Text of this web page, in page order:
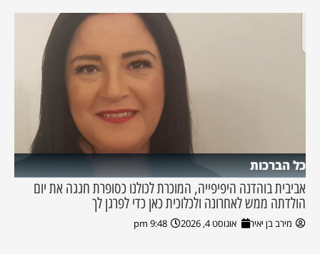
כל הברכות
אביבית בוהדנה היפיפייה, המוכרת לכולנו כסופרת חגגה את יום
הולדתה ממש לאחרונה ולכלוכית כאן כדי לפרגן לך
מירב בן יאיר אוגוסט 4, 2026 9:48 pm